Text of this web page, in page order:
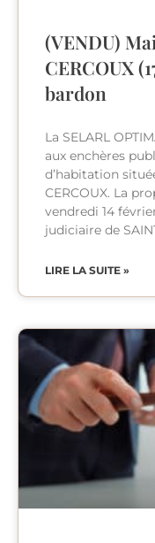
(VENDU)
CERCOUX
bardon
La SELARL
aux enchères
d’habitation
CERCOUX. La
vendredi 14
judiciaire de
LIRE LA SUITE »